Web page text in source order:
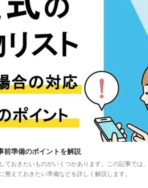
前準備のポイントを解説
おきたいものがいくつかあります。この記事では、
えておきたい準備などを詳しく解説します。